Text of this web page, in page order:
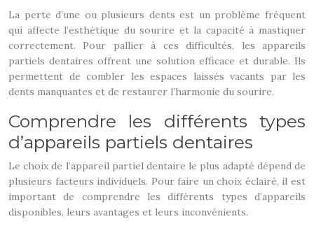
La perte d’une ou plusieurs dents est un problème fréquent
qui affecte l’esthétique du sourire et la capacité à mastiquer
correctement. Pour pallier à ces difficultés, les appareils
partiels dentaires offrent une solution efficace et durable. Ils
permettent de combler les espaces laissés vacants par les
dents manquantes et de restaurer l’harmonie du sourire.
Comprendre les différents types
d’appareils partiels dentaires
Le choix de l’appareil partiel dentaire le plus adapté dépend de
plusieurs facteurs individuels. Pour faire un choix éclairé, il est
important de comprendre les différents types d’appareils
disponibles, leurs avantages et leurs inconvénients.